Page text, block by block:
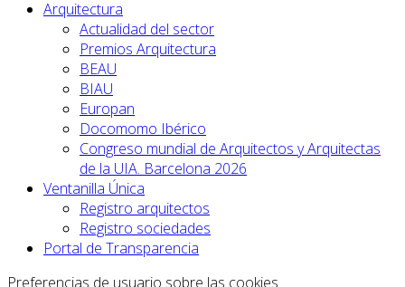
Arquitectura
Actualidad del sector
Premios Arquitectura
BEAU
BIAU
Europan
Docomomo Ibérico
Congreso mundial de Arquitectos y Arquitectas
de la UIA. Barcelona 2026
Ventanilla Única
Registro arquitectos
Registro sociedades
Portal de Transparencia
Preferencias de usuario sobre las cookies